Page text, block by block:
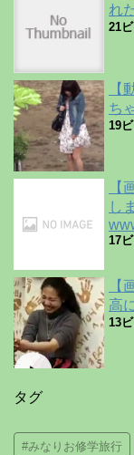
れ
21
【
ち
19
【
し
17
【
高
13
タグ
#みなりお修学旅行